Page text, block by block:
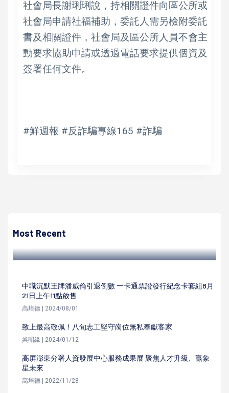
社會局長謝琍琍說，持相關證件向區公所或
社會局申請社福補助，委託人需另檢附委託
書及相關證件，社會局及區公所人員不會主
動要求協助申請或透過電話要求提供個資及
簽署任何文件。
#鮮週報 #反詐騙專線165 #詐騙
Most Recent
份新春敬老紅包
中職沉默王牌潘威倫引退倒數 一卡通票證發行紀念卡套組8月
21日上午11點啟售
高培德 | 2024/08/01
致上最高敬佩！八旬志工堅守崗位無私奉獻客家
吳昭緣 | 2024/01/12
高屏澎東分署人資發展中心服務成果展 聚焦人才升級、贏象
星未來
高培德 | 2022/11/28